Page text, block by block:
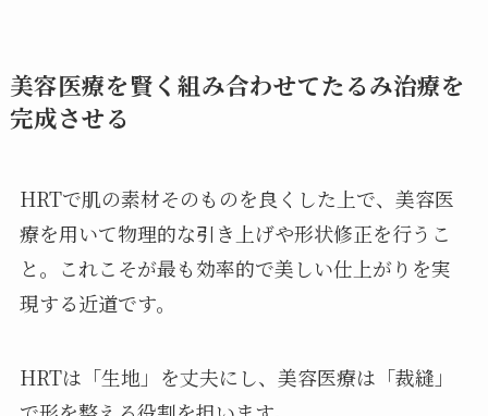
美容医療を賢く組み合わせてたるみ治療を
完成させる
HRTで肌の素材そのものを良くした上で、美容医
療を用いて物理的な引き上げや形状修正を行うこ
と。これこそが最も効率的で美しい仕上がりを実
現する近道です。
HRTは「生地」を丈夫にし、美容医療は「裁縫」